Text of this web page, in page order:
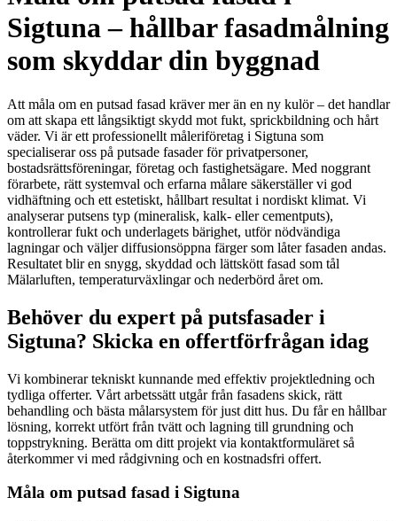
Sigtuna – hållbar fasadmålning
som skyddar din byggnad
Att måla om en putsad fasad kräver mer än en ny kulör – det handlar
om att skapa ett långsiktigt skydd mot fukt, sprickbildning och hårt
väder. Vi är ett professionellt måleriföretag i Sigtuna som
specialiserar oss på putsade fasader för privatpersoner,
bostadsrättsföreningar, företag och fastighetsägare. Med noggrant
förarbete, rätt systemval och erfarna målare säkerställer vi god
vidhäftning och ett estetiskt, hållbart resultat i nordiskt klimat. Vi
analyserar putsens typ (mineralisk, kalk- eller cementputs),
kontrollerar fukt och underlagets bärighet, utför nödvändiga
lagningar och väljer diffusionsöppna färger som låter fasaden andas.
Resultatet blir en snygg, skyddad och lättskött fasad som tål
Mälarluften, temperaturväxlingar och nederbörd året om.
Behöver du expert på putsfasader i
Sigtuna? Skicka en offertförfrågan idag
Vi kombinerar tekniskt kunnande med effektiv projektledning och
tydliga offerter. Vårt arbetssätt utgår från fasadens skick, rätt
behandling och bästa målarsystem för just ditt hus. Du får en hållbar
lösning, korrekt utfört från tvätt och lagning till grundning och
toppstrykning. Berätta om ditt projekt via kontaktformuläret så
återkommer vi med rådgivning och en kostnadsfri offert.
Måla om putsad fasad i Sigtuna